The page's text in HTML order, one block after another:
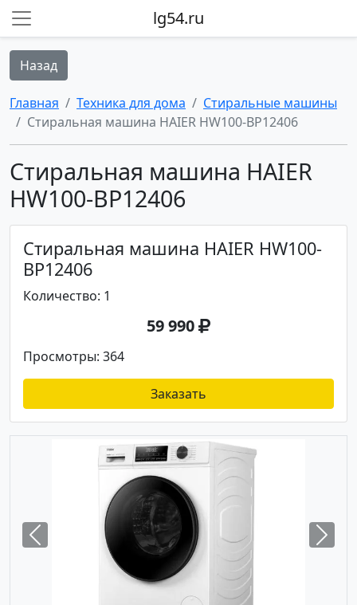
lg54.ru
Назад
Главная Техника для дома
Стиральные машины
Стиральная машина HAIER HW100-BP12406
Стиральная машина HAIER
HW100-BP12406
Previous Next
Стиральная машина HAIER HW100-
BP12406
Количество: 1
59 990
Просмотры: 364
Заказать